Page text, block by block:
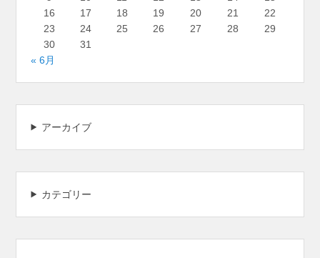
16
17 18 19 20 21
22
23
24 25 26 27 28
29
30
31
« 6月
アーカイブ
カテゴリー